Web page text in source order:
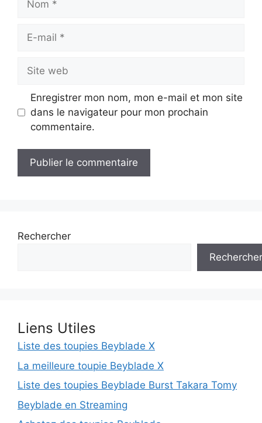
mail
web
Enregistrer mon nom, mon e-mail et mon site
dans le navigateur pour mon prochain
commentaire.
Rechercher
Rechercher
Liens Utiles
Liste des toupies Beyblade X
La meilleure toupie Beyblade X
Liste des toupies Beyblade Burst Takara Tomy
Beyblade en Streaming